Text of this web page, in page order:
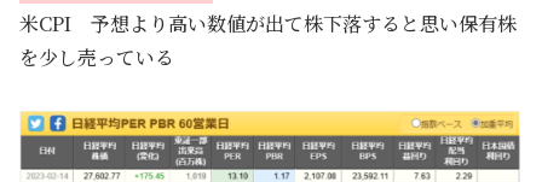
米CPI 予想より高い数値が出て株下落すると思い保有株
を少し売っている